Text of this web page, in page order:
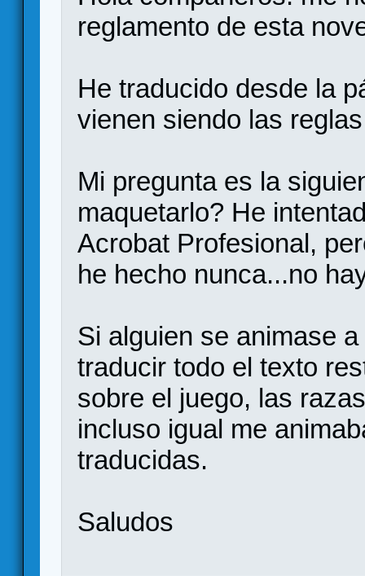
reglamento de esta
He traducido desde la
vienen siendo las
Mi pregunta es la
maquetarlo? He
Acrobat Profesional,
he hecho nunca...no
Si alguien se animase
traducir todo el texto
sobre el juego, las
incluso igual me
traducidas.
Saludos